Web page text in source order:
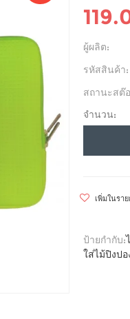
ผู้ผลิต:
รหัสสินค้า:
สถานะสต๊
จำนวน:
เพิ่มในรา
ป้ายกำกับ:
ใส่ไม้ปิงป